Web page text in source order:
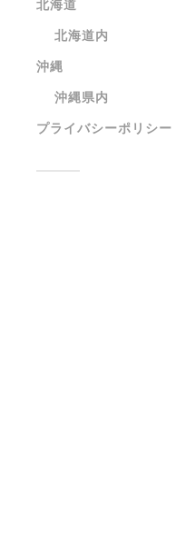
北海道
北海道内
沖縄
沖縄県内
プライバシーポリシー